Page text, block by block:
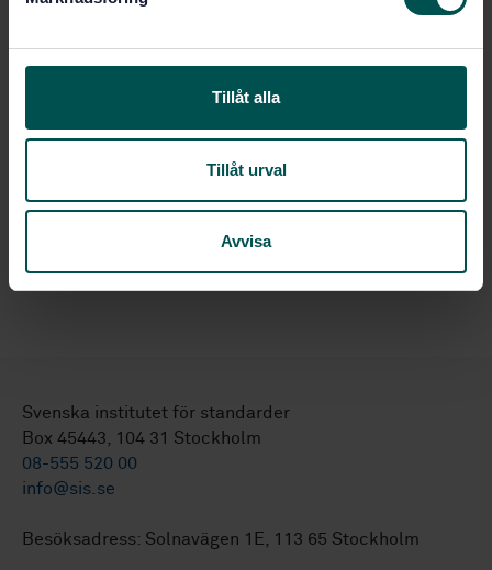
Tillåt alla
Tillåt urval
Avvisa
till Elisabet Spross.
Kontakt
Om du vill ha mer information om detta eller vill visa ditt
intresse för att bidra till ett eventuellt framtida
Interfaces, vänligen kontakta:
Svenska institutet för standarder
Box 45443, 104 31 Stockholm
08-555 520 00
info@sis.se
Besöksadress: Solnavägen 1E, 113 65 Stockholm